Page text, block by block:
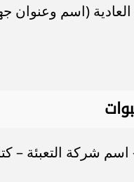
(اسم وعنوان
اسم شركة التعبئة –